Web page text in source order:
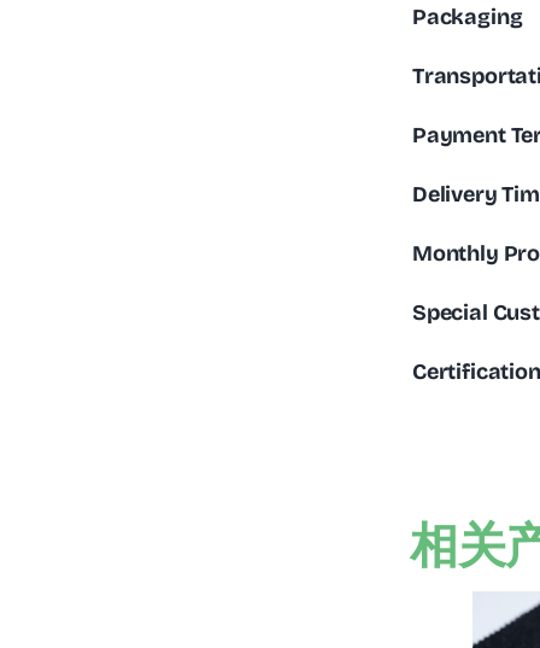
Packaging
Payment
Delivery
Monthly
Special
Certification
相关